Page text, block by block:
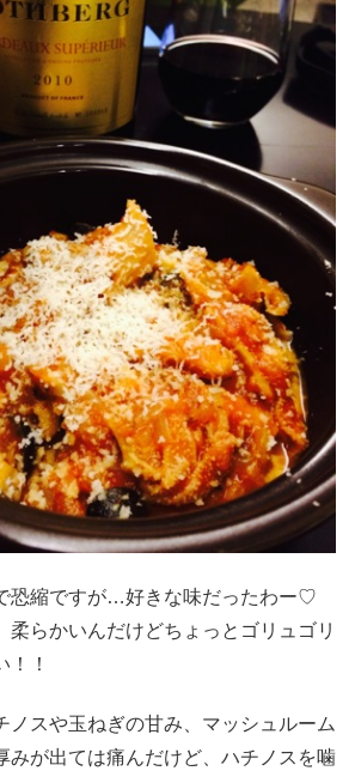
恐縮ですが…好きな味だったわー♡
柔らかいんだけどちょっとゴリュゴリ
！！
ノスや玉ねぎの甘み、マッシュルーム
みが出ては痛んだけど、ハチノスを噛